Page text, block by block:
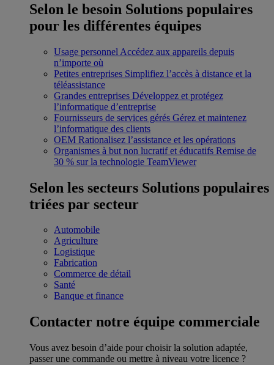
Selon le besoin Solutions populaires
pour les différentes équipes
Usage personnel Accédez aux appareils depuis
n’importe où
Petites entreprises Simplifiez l’accès à distance et la
téléassistance
Grandes entreprises Développez et protégez
l’informatique d’entreprise
Fournisseurs de services gérés Gérez et maintenez
l’informatique des clients
OEM Rationalisez l’assistance et les opérations
Organismes à but non lucratif et éducatifs Remise de
30 % sur la technologie TeamViewer
Selon les secteurs Solutions populaires
triées par secteur
Automobile
Agriculture
Logistique
Fabrication
Commerce de détail
Santé
Banque et finance
Contacter notre équipe commerciale
Vous avez besoin d’aide pour choisir la solution adaptée,
passer une commande ou mettre à niveau votre licence ?